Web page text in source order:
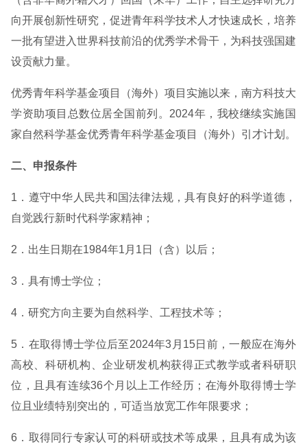
向开展创新性研究，促进青年科学技术人才快速成长，培养
一批有望进入世界科技前沿的优秀学术骨干，为科技强国建
设贡献力量。
优秀青年科学基金项目（海外）项目实施以来，南方科技大
学资助项目总数位居全国前列。2024年，我校继续实施国
家自然科学基金优秀青年科学基金项目（海外）引才计划。
二、申报条件
1．遵守中华人民共和国法律法规，具有良好的科学道德，
自觉践行新时代科学家精神；
2．出生日期在1984年1月1日（含）以后；
3．具有博士学位；
4．研究方向主要为自然科学、工程技术等；
5．在取得博士学位后至2024年3月15日前，一般应在海外
高校、科研机构、企业研发机构获得正式教学或者科研职
位，且具有连续36个月以上工作经历；在海外取得博士学
位且业绩特别突出的，可适当放宽工作年限要求；
6．取得同行专家认可的科研或技术等成果，且具有成为该